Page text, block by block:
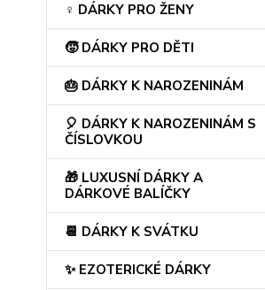
♀️ DÁRKY PRO ŽENY
🧒 DÁRKY PRO DĚTI
🎂 DÁRKY K NAROZENINÁM
🎈 DÁRKY K NAROZENINÁM S
ČÍSLOVKOU
🎁 LUXUSNÍ DÁRKY A
DÁRKOVÉ BALÍČKY
📆 DÁRKY K SVÁTKU
✨ EZOTERICKÉ DÁRKY